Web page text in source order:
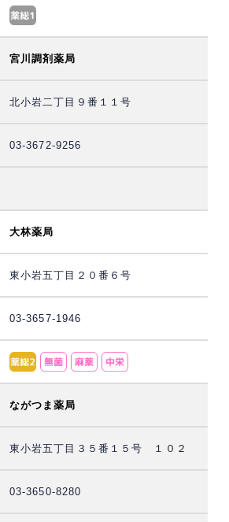
宮川調剤薬局
北小岩二丁目９番１１号
03-3672-9256
大林薬局
東小岩五丁目２０番６号
03-3657-1946
ながつま薬局
東小岩五丁目３５番１５号 １０２
03-3650-8280